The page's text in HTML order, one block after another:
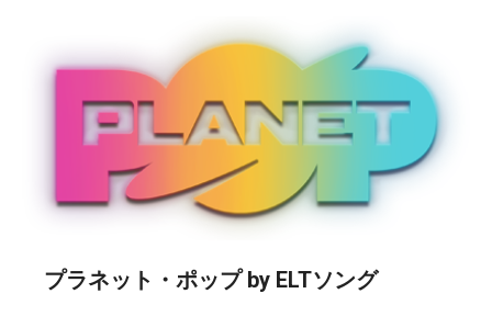
プラネット・ポップ by ELTソング